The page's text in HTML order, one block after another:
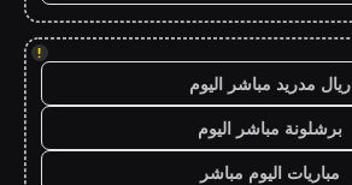
!
ريال مدريد مباشر اليوم
برشلونة مباشر اليوم
مباريات اليوم مباشر